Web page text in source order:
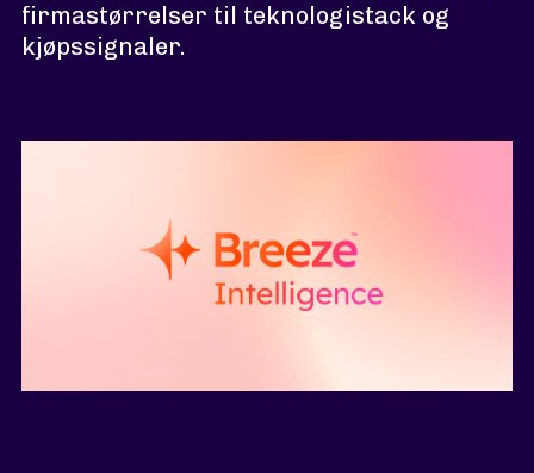
firmastørrelser til teknologistack og
kjøpssignaler.